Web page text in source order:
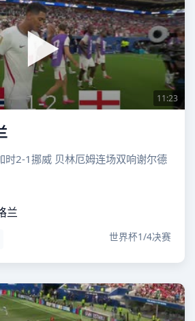
11:23
时2-1挪威 贝林厄姆连场双响谢尔德
兰
世界杯1/4决赛